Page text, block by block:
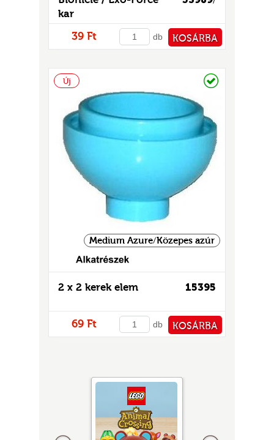
kar
39 Ft db KOSÁRBA
Új
Medium Azure/Közepes azúr
15395
2 x 2 kerek elem
69 Ft db KOSÁRBA